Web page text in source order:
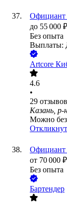
Официант
до 55 000 ₽
Без опыта
Выплаты:
Artcore
4.6
•
29 отзывов
Казань, р-
Можно
Официант
от 70 000 ₽
Без опыта
Бартендер